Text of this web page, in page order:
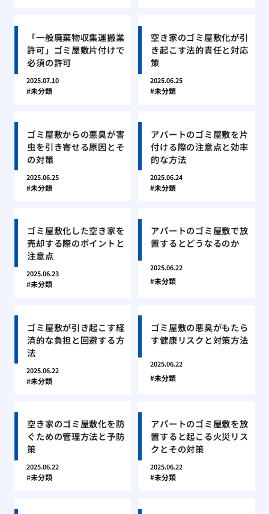
「一般廃棄物収集運搬業
許可」ゴミ屋敷片付けで
必須の許可
2025.07.10
未分類
空き家のゴミ屋敷化が引
き起こす法的責任と対応
策
2025.06.25
未分類
ゴミ屋敷からの悪臭が害
虫を引き寄せる原因とそ
の対策
2025.06.25
未分類
アパートのゴミ屋敷を片
付ける際の注意点と効率
的な方法
2025.06.24
未分類
ゴミ屋敷化した空き家を
売却する際のポイントと
注意点
2025.06.23
未分類
アパートのゴミ屋敷で放
置するとどうなるのか
2025.06.22
未分類
ゴミ屋敷が引き起こす経
済的な負担と回避する方
法
2025.06.22
未分類
ゴミ屋敷の悪臭がもたら
す健康リスクと対策方法
2025.06.22
未分類
空き家のゴミ屋敷化を防
ぐための管理方法と予防
策
2025.06.22
未分類
アパートのゴミ屋敷を放
置すると起こる火災リス
クとその対策
2025.06.22
未分類